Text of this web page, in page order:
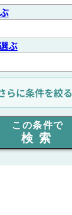
ぶ
選ぶ
らに条件を絞る
この条件で
検索